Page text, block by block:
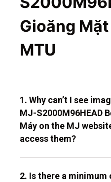
Gioăng
MTU
1. Why can’t I see
MJ-S2000M96HEAD
Máy on the MJ
access them?
2. Is there a